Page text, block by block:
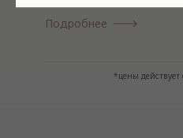
Подробнее
*цены действует